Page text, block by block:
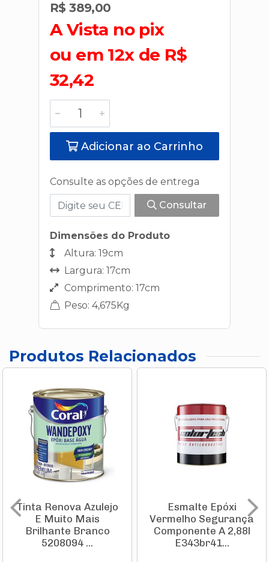
R$ 389,00
A Vista no pix
ou em 12x de R$
32,42
Adicionar ao Carrinho
Consulte as opções de entrega
Consultar
Dimensões do Produto
Altura: 19cm
Largura: 17cm
Comprimento: 17cm
Peso: 4,675Kg
Produtos Relacionados
Tinta Renova Azulejo
E Muito Mais
Brilhante Branco
5208094 ...
Esmalte Epóxi
Vermelho Segurança
Componente A 2,88l
E343br41...